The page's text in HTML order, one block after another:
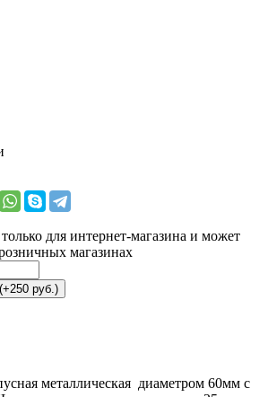
для интернет-магазина и может
магазинах
руб.)
металлическая диаметром 60мм с